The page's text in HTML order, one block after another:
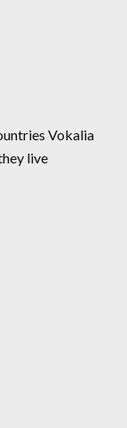
Vokalia
live